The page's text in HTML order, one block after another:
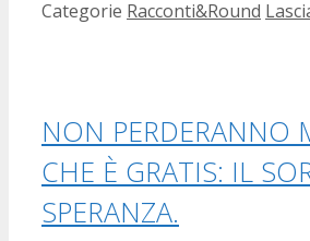
Categorie Racconti&Round
NON PERDERANNO
CHE È GRATIS: IL
SPERANZA.